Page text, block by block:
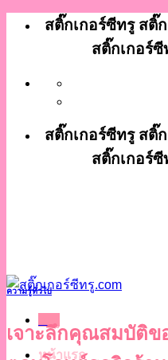
ข้าม
เนื้อหา
สติ๊กเกอร์ซีทรู สติ๊
สติ๊กเกอร์ซี
สติ๊กเกอร์ซีทรู สติ๊
สติ๊กเกอร์ซี
หน้าแรก
ความรู้ทั่วไป
เจาะลึกคุณสมบัติข